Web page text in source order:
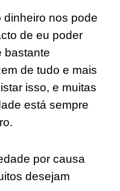
dinheiro nos pode
de eu poder
bastante
de tudo e mais
isso, e muitas
está sempre
por causa
desejam